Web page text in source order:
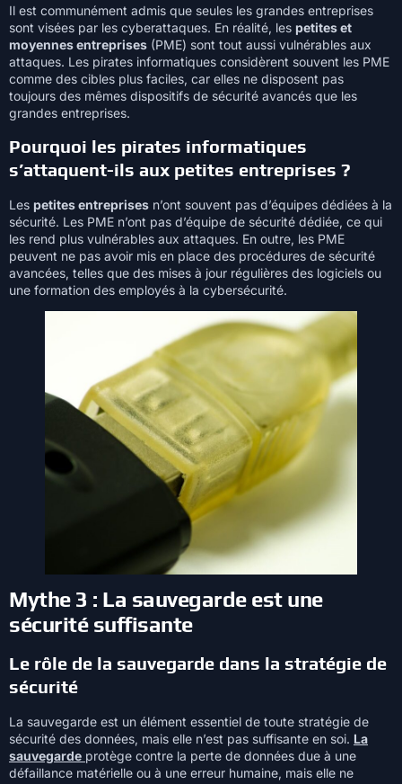
Il est communément admis que seules les grandes entreprises
sont visées par les cyberattaques. En réalité, les petites et
moyennes entreprises (PME) sont tout aussi vulnérables aux
attaques. Les pirates informatiques considèrent souvent les PME
comme des cibles plus faciles, car elles ne disposent pas
toujours des mêmes dispositifs de sécurité avancés que les
grandes entreprises.
Pourquoi les pirates informatiques
s’attaquent-ils aux petites entreprises ?
Les petites entreprises n’ont souvent pas d’équipes dédiées à la
sécurité. Les PME n’ont pas d’équipe de sécurité dédiée, ce qui
les rend plus vulnérables aux attaques. En outre, les PME
peuvent ne pas avoir mis en place des procédures de sécurité
avancées, telles que des mises à jour régulières des logiciels ou
une formation des employés à la cybersécurité.
Mythe 3 : La sauvegarde est une
sécurité suffisante
Le rôle de la sauvegarde dans la stratégie de
sécurité
La sauvegarde est un élément essentiel de toute stratégie de
sécurité des données, mais elle n’est pas suffisante en soi. La
sauvegarde protège contre la perte de données due à une
défaillance matérielle ou à une erreur humaine, mais elle ne